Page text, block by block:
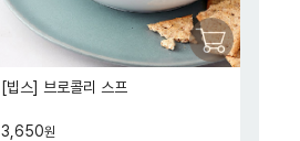
[빕스] 브로콜리 스프
3,650원